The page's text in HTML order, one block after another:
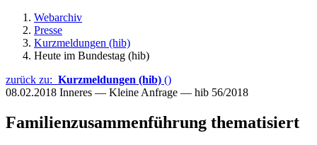
Webarchiv
Presse
Kurzmeldungen (hib)
Heute im Bundestag (hib)
zurück zu: Kurzmeldungen (hib) ()
08.02.2018 Inneres — Kleine Anfrage — hib 56/2018
Familienzusammenführung thematisiert